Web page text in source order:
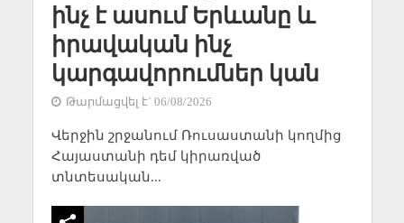
ինչ է ասում Երևանը և
իրավական ինչ
կարգավորումներ կան
Թարմացվել է` 06/08/2026
Վերջին շրջանում Ռուսաստանի կողմից
Հայաստանի դեմ կիրառված
տնտեսական...